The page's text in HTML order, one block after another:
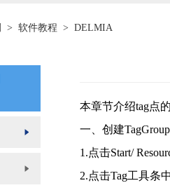
软件教程 DELMIA
本章节介绍tag点
一、创建TagGroup
1.点击Start/
2.点击Tag工具条